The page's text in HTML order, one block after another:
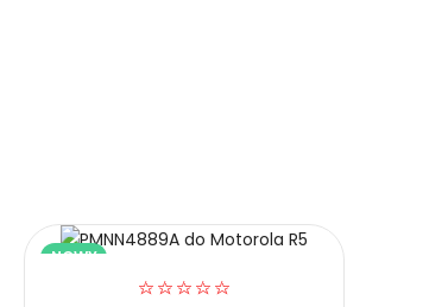
NOWY